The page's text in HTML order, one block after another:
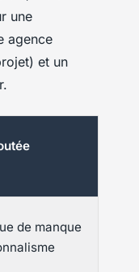
une
agence
et un
de manque